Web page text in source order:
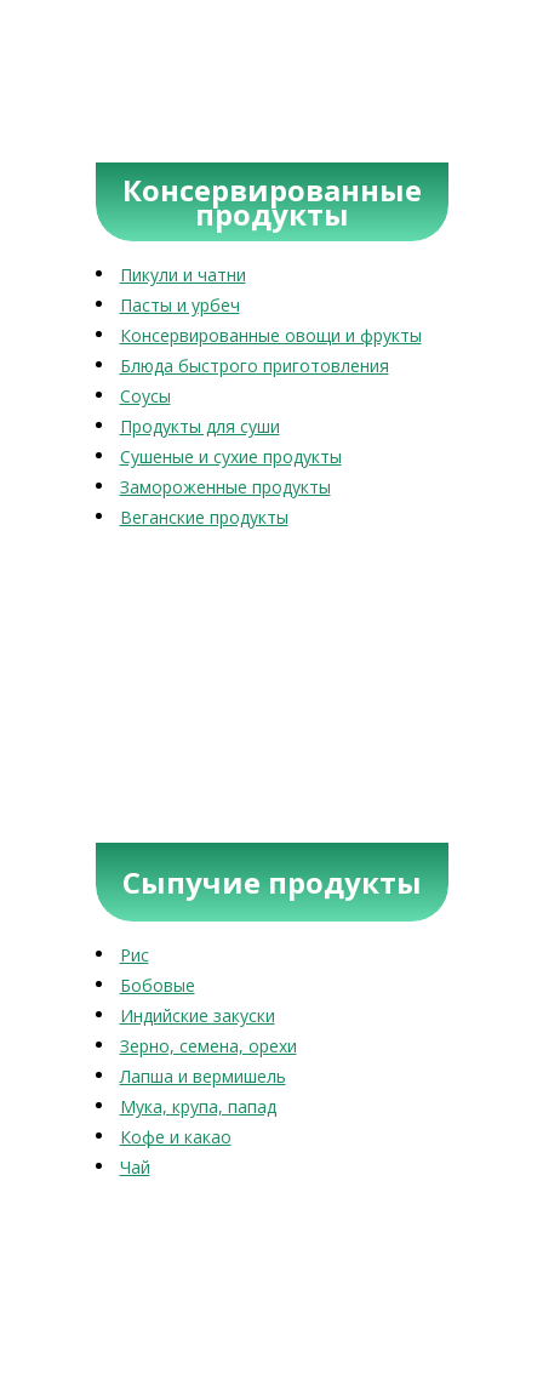
Консервированные
продукты
Пикули и чатни
Пасты и урбеч
Консервированные овощи и фрукты
Блюда быстрого приготовления
Соусы
Продукты для суши
Сушеные и сухие продукты
Замороженные продукты
Веганские продукты
Сыпучие продукты
Рис
Бобовые
Индийские закуски
Зерно, семена, орехи
Лапша и вермишель
Мука, крупа, папад
Кофе и какао
Чай